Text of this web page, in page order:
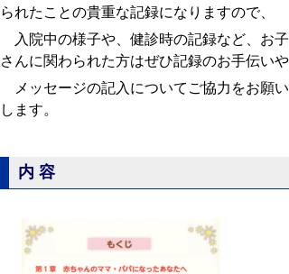
られたことの貴重な記録になりますので、
入院中の様子や、健診時の記録など、お子
さんに関わられた方はぜひ記録のお手伝いや
メッセージの記入についてご協力をお願い
します。
内容